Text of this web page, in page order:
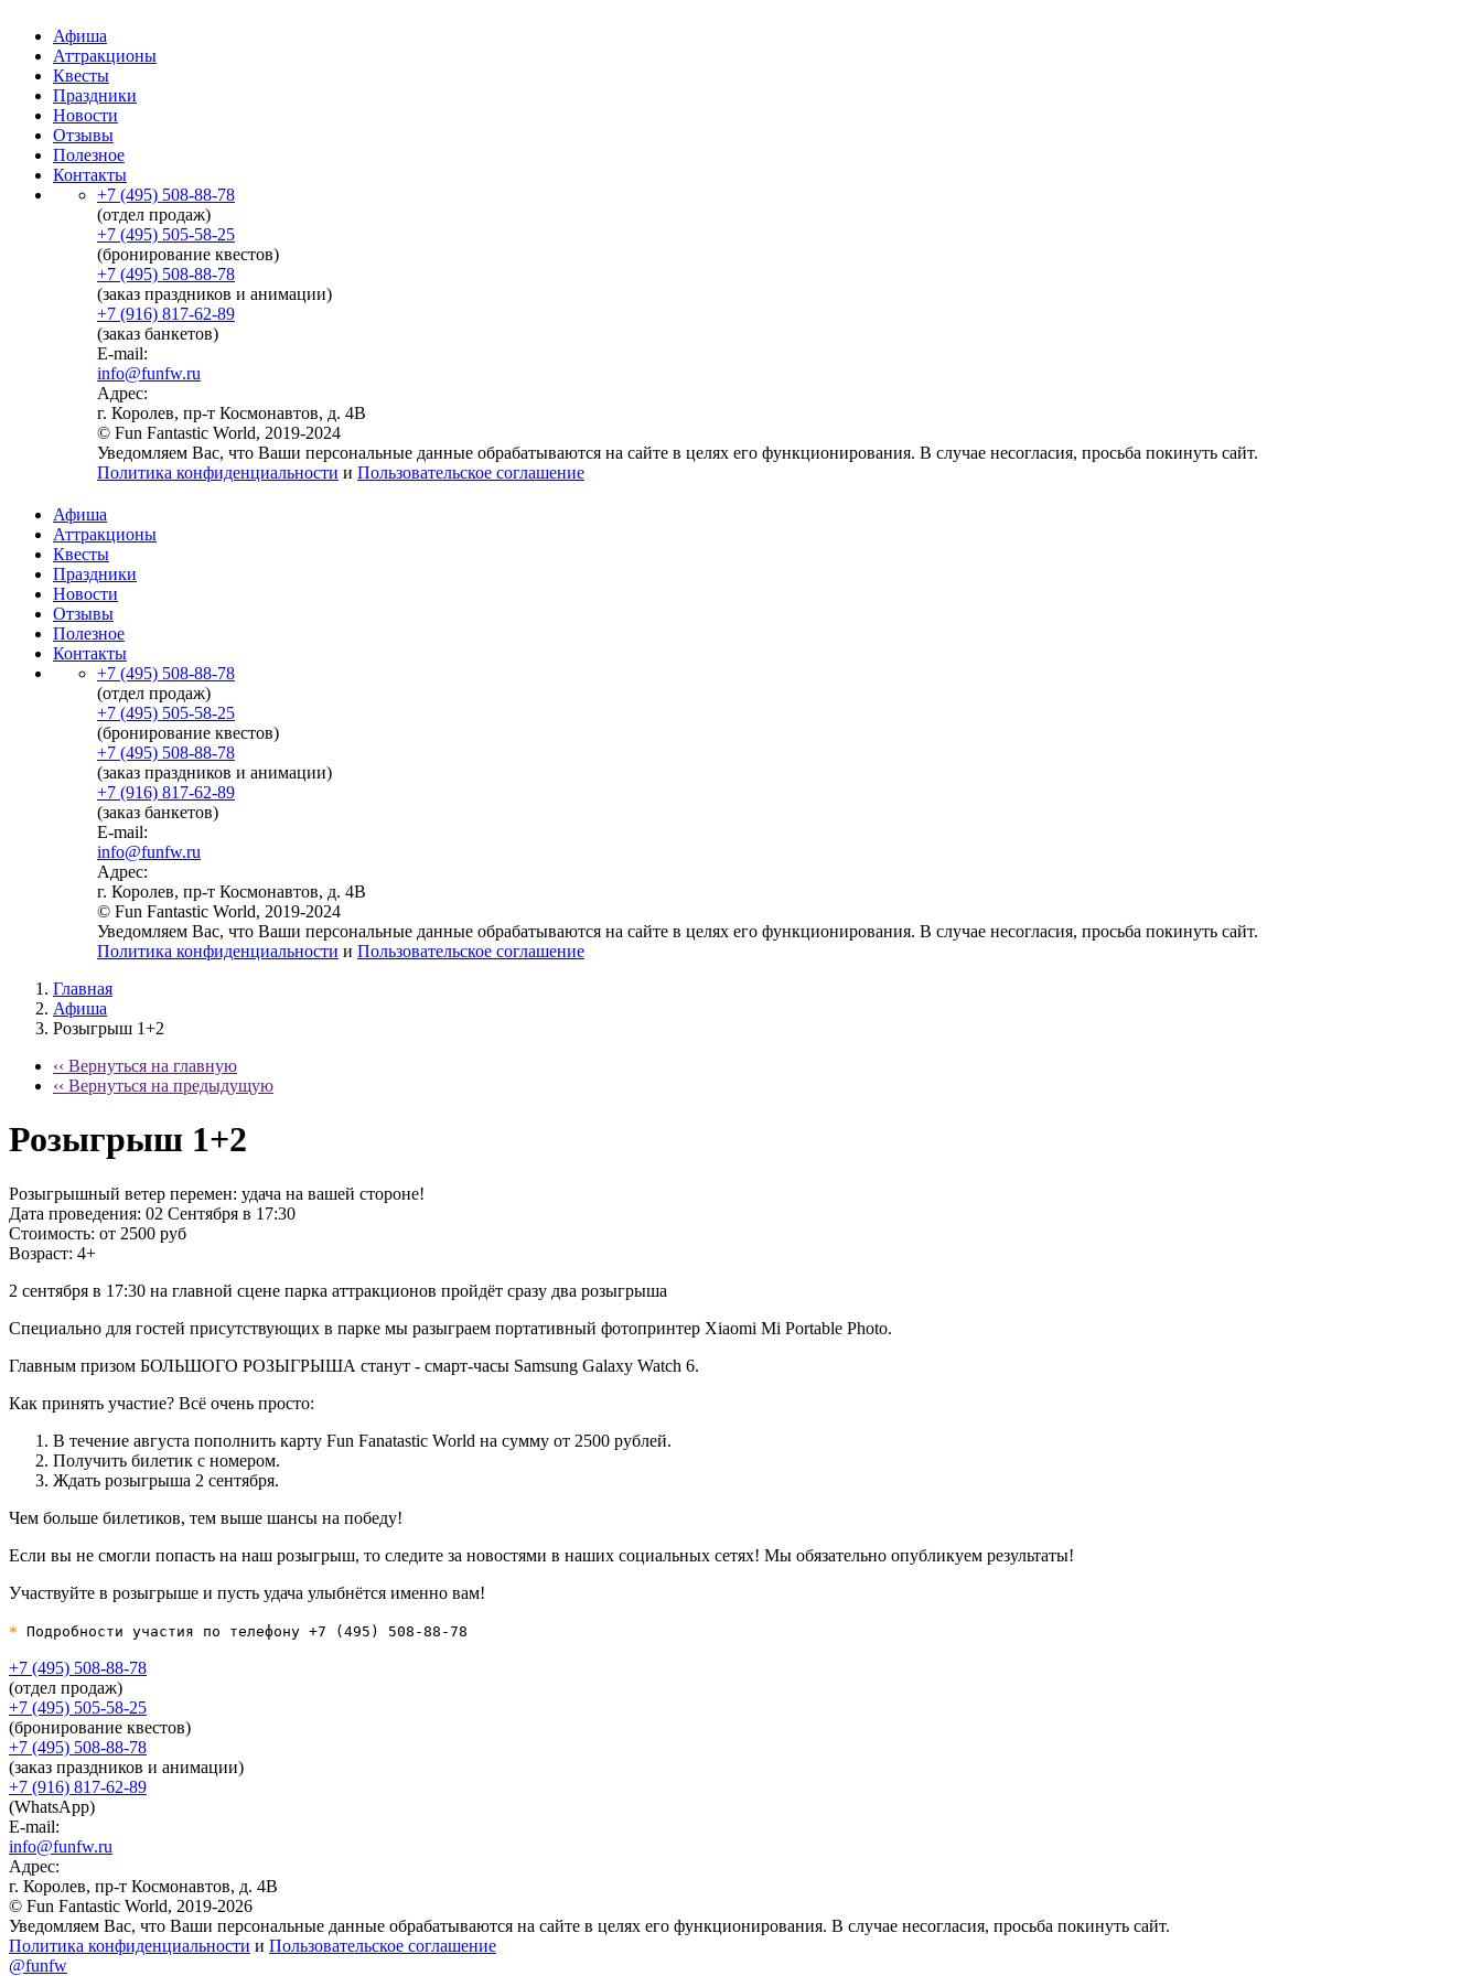
Афиша
Аттракционы
Квесты
Праздники
Новости
Отзывы
Полезное
Контакты
+7 (495) 508-88-78
(отдел продаж)
+7 (495) 505-58-25
(бронирование квестов)
+7 (495) 508-88-78
(заказ праздников и анимации)
+7 (916) 817-62-89
(заказ банкетов)
E-mail:
info@funfw.ru
Адрес:
г. Королев, пр-т Космонавтов, д. 4В
© Fun Fantastic World, 2019-2024
Уведомляем Вас, что Ваши персональные данные обрабатываются на сайте в целях его функционирования. В случае несогласия, просьба покинуть сайт.
Политика конфиденциальности и Пользовательское соглашение
Афиша
Аттракционы
Квесты
Праздники
Новости
Отзывы
Полезное
Контакты
+7 (495) 508-88-78
(отдел продаж)
+7 (495) 505-58-25
(бронирование квестов)
+7 (495) 508-88-78
(заказ праздников и анимации)
+7 (916) 817-62-89
(заказ банкетов)
E-mail:
info@funfw.ru
Адрес:
г. Королев, пр-т Космонавтов, д. 4В
© Fun Fantastic World, 2019-2024
Уведомляем Вас, что Ваши персональные данные обрабатываются на сайте в целях его функционирования. В случае несогласия, просьба покинуть сайт.
Политика конфиденциальности и Пользовательское соглашение
Главная
Афиша
Розыгрыш 1+2
‹‹ Вернуться на главную
‹‹ Вернуться на предыдущую
Розыгрыш 1+2
Розыгрышный ветер перемен: удача на вашей стороне!
Дата проведения: 02 Сентября в 17:30
Стоимость: от 2500 руб
Возраст: 4+
2 сентября в 17:30 на главной сцене парка аттракционов пройдёт сразу два розыгрыша
Специально для гостей присутствующих в парке мы разыграем портативный фотопринтер Xiaomi Mi Portable Photo.
Главным призом БОЛЬШОГО РОЗЫГРЫША станут - смарт-часы Samsung Galaxy Watch 6.
Как принять участие? Всё очень просто:
В течение августа пополнить карту Fun Fanatastic World на сумму от 2500 рублей.
Получить билетик с номером.
Ждать розыгрыша 2 сентября.
Чем больше билетиков, тем выше шансы на победу!
Если вы не смогли попасть на наш розыгрыш, то следите за новостями в наших социальных сетях! Мы обязательно опубликуем результаты!
Участвуйте в розыгрыше и пусть удача улыбнётся именно вам!
* Подробности участия по телефону +7 (495) 508-88-78
+7 (495) 508-88-78
(отдел продаж)
+7 (495) 505-58-25
(бронирование квестов)
+7 (495) 508-88-78
(заказ праздников и анимации)
+7 (916) 817-62-89
(WhatsApp)
E-mail:
info@funfw.ru
Адрес:
г. Королев, пр-т Космонавтов, д. 4В
© Fun Fantastic World, 2019-2026
Уведомляем Вас, что Ваши персональные данные обрабатываются на сайте в целях его функционирования. В случае несогласия, просьба покинуть сайт.
Политика конфиденциальности и Пользовательское соглашение
@funfw